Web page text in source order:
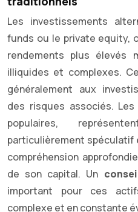
Les investissements
funds ou le private equity,
rendements plus élevés
illiquides et complexes.
généralement aux
des risques associés.
populaires,
particulièrement
compréhension
de son capital. Un
important pour ces
complexe et en constante